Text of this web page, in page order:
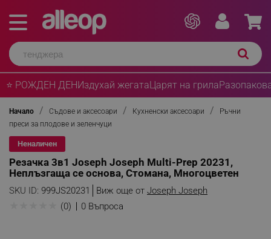
⭐ РОЖДЕН ДЕНИздухай жегатаЦарят на грила
Начало Съдове и аксесоари Кухненски аксесоари
Ръчни
преси за плодове и зеленчуци
Неналичен
Резачка 3в1 Joseph Joseph Multi-Prep 20231,
Неплъзгаща се основа, Стомана, Многоцветен
SKU ID: 999JS20231 Виж още от Joseph Joseph
(0) 0 Въпроса